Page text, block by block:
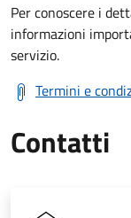
Per conoscere i
informazioni
servizio.
Termini e
Contatti